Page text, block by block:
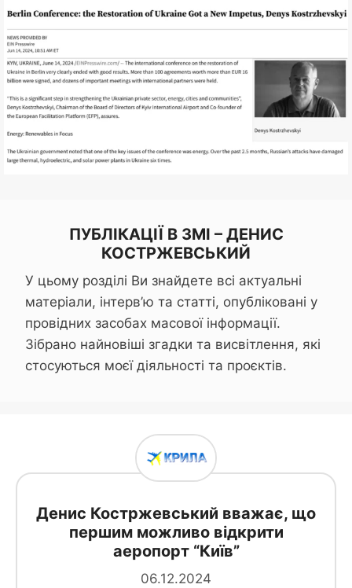
ПУБЛІКАЦІЇ В ЗМІ – ДЕНИС
КОСТРЖЕВСЬКИЙ
У цьому розділі Ви знайдете всі актуальні
матеріали, інтерв’ю та статті, опубліковані у
провідних засобах масової інформації.
Зібрано найновіші згадки та висвітлення, які
стосуються моєї діяльності та проєктів.
Денис Костржевський вважає, що
першим можливо відкрити
аеропорт “Київ”
06.12.2024